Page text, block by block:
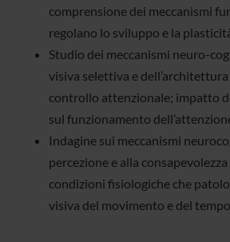
comprensione dei meccanismi
regolano lo sviluppo e la
Studio dei meccanismi neuro-
visiva selettiva e
controllo attenzionale; impatto
sul funzionamento
Indagine sui meccanismi
percezione e alla
condizioni fisiologiche che
visiva del movimento e del